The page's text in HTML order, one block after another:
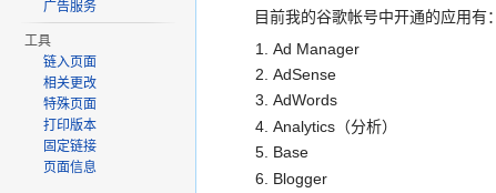
目前我的谷歌帐号中开通的应用有：
Ad Manager
AdSense
AdWords
Analytics（分析）
Base
Blogger
广告服务
工具
链入页面
相关更改
特殊页面
打印版本
固定链接
页面信息